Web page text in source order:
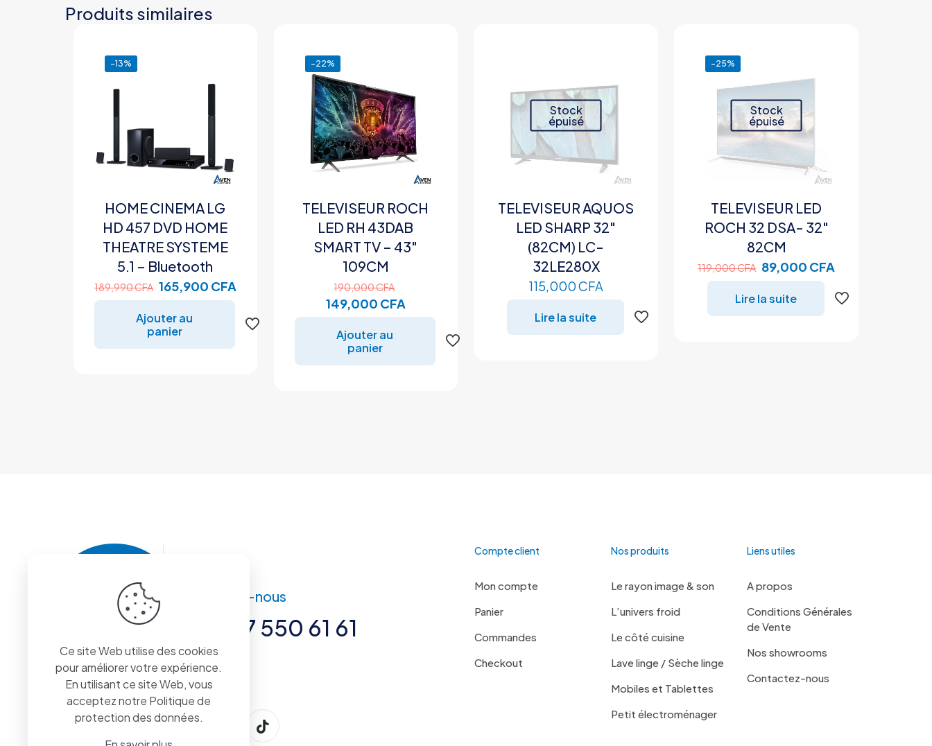
Produits similaires
-13%
HOME CINEMA LG
HD 457 DVD HOME
THEATRE SYSTEME
5.1 – Bluetooth
189,990CFA Le
prix
initial
était :
189,990 CFA.
165,900 CFALe
actuel
est :
Ajouter au
panier
-22%
TELEVISEUR ROCH
LED RH 43DAB
SMART TV – 43″
109CM
190,000CFA
prix
initial
190,000 CFA.
149,000 CFALe
prix
149,000 CFA.
Ajouter au
panier
Stock
épuisé
TELEVISEUR AQUOS
LED SHARP 32″
(82CM) LC-
32LE280X
115,000CFA
Lire la suite
-25%
Stock
épuisé
TELEVISEUR LED
ROCH 32 DSA- 32″
82CM
119,000CFA Le
prix
initial
était :
89,000 CFA
actuel
Lire la suite
Contactez-nous
+221 77 550 61 61
Compte client
Mon compte
Panier
Commandes
Checkout
Nos produits
Le rayon image & son
L’univers froid
Le côté cuisine
Lave linge / Sèche linge
Mobiles et Tablettes
Petit électroménager
Liens utiles
A propos
Conditions Générales
de Vente
Nos showrooms
Contactez-nous
Ce site Web utilise des cookies
pour améliorer votre expérience.
En utilisant ce site Web, vous
acceptez notre Politique de
protection des données.